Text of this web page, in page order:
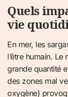
Quels
vie
En mer, les
l’être humain. Le
grande quantité
des zones mal
oxygène)